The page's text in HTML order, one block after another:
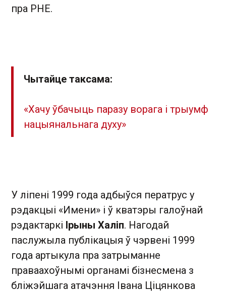
пра РНЕ.
Чытайце таксама:
«Хачу ўбачыць паразу ворага і трыумф
нацыянальнага духу»
У ліпені 1999 года адбыўся ператрус у
рэдакцыі «Имени» і ў кватэры галоўнай
рэдактаркі Ірыны Халіп. Нагодай
паслужыла публікацыя ў чэрвені 1999
года артыкула пра затрыманне
праваахоўнымі органамі бізнесмена з
бліжэйшага атачэння Івана Ціцянкова